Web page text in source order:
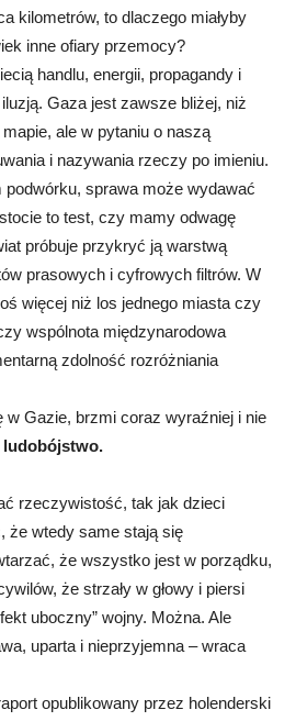
kilometrów, to dlaczego miałyby
inne ofiary przemocy?
handlu, energii, propagandy i
Gaza jest zawsze bliżej, niż
ale w pytaniu o naszą
i nazywania rzeczy po imieniu.
sprawa może wydawać
to test, czy mamy odwagę
próbuje przykryć ją warstwą
prasowych i cyfrowych filtrów. W
więcej niż los jednego miasta czy
wspólnota międzynarodowa
zdolność rozróżniania
w Gazie, brzmi coraz wyraźniej i nie
ludobójstwo.
rzeczywistość, tak jak dzieci
że wtedy same stają się
że wszystko jest w porządku,
że strzały w głowy i piersi
uboczny” wojny. Można. Ale
uparta i nieprzyjemna – wraca
opublikowany przez holenderski